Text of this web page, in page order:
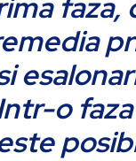
faza,
o